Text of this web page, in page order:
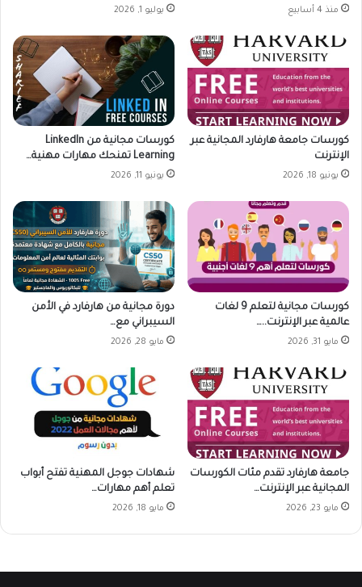
منذ 4 أسابيع يوليو 1, 2026
كورسات جامعة هارفارد المجانية عبر
الإنترنت
يونيو 18, 2026
كورسات مجانية من LinkedIn
Learning تمنحك مهارات مهنية…
يونيو 11, 2026
كورسات مجانية لتعلم 9 لغات
عالمية عبر الإنترنت..…
مايو 31, 2026
دورة مجانية من هارفارد في الأمن
السيبراني مع…
مايو 28, 2026
جامعة هارفارد تقدم مئات الكورسات
المجانية عبر الإنترنت…
مايو 23, 2026
شهادات جوجل المهنية تفتح أبواب
تعلم أهم مهارات…
مايو 18, 2026